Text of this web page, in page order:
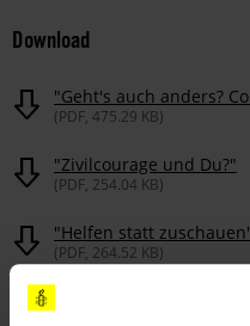
Download
"Geht's auch anders?
(PDF, 475.29 KB)
"Zivilcourage und Du?"
(PDF, 254.04 KB)
"Helfen statt
(PDF, 264.52 KB)
BLEIB